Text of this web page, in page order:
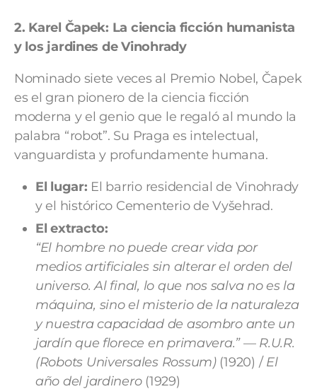
2. Karel Čapek: La ciencia ficción humanista
y los jardines de Vinohrady
Nominado siete veces al Premio Nobel, Čapek
es el gran pionero de la ciencia ficción
moderna y el genio que le regaló al mundo la
palabra “robot”. Su Praga es intelectual,
vanguardista y profundamente humana.
El lugar: El barrio residencial de Vinohrady
y el histórico Cementerio de Vyšehrad.
El extracto:
“El hombre no puede crear vida por
medios artificiales sin alterar el orden del
universo. Al final, lo que nos salva no es la
máquina, sino el misterio de la naturaleza
y nuestra capacidad de asombro ante un
jardín que florece en primavera.”— R.U.R.
(Robots Universales Rossum)(1920) / El
año del jardinero(1929)